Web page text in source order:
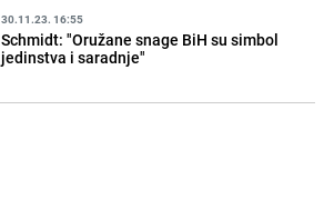
30.11.23. 16:55
Schmidt: "Oružane snage BiH su simbol
jedinstva i saradnje"